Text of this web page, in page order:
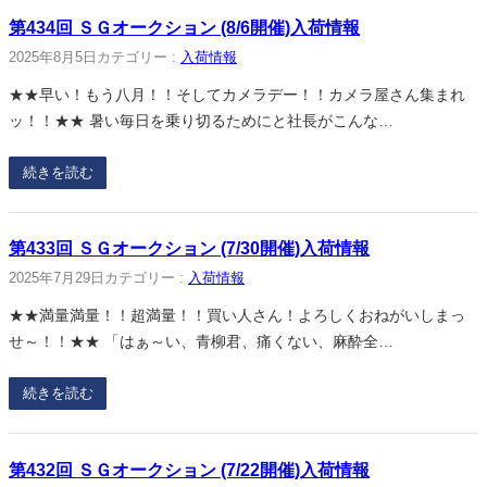
第434回 ＳＧオークション (8/6開催)入荷情報
2025年8月5日 カテゴリー : 入荷情報
★★早い！もう八月！！そしてカメラデー！！カメラ屋さん集まれ
ッ！！★★ 暑い毎日を乗り切るためにと社長がこんな…
続きを読む
第433回 ＳＧオークション (7/30開催)入荷情報
2025年7月29日 カテゴリー : 入荷情報
★★満量満量！！超満量！！買い人さん！よろしくおねがいしまっ
せ～！！★★ 「はぁ～い、青柳君、痛くない、麻酔全…
続きを読む
第432回 ＳＧオークション (7/22開催)入荷情報